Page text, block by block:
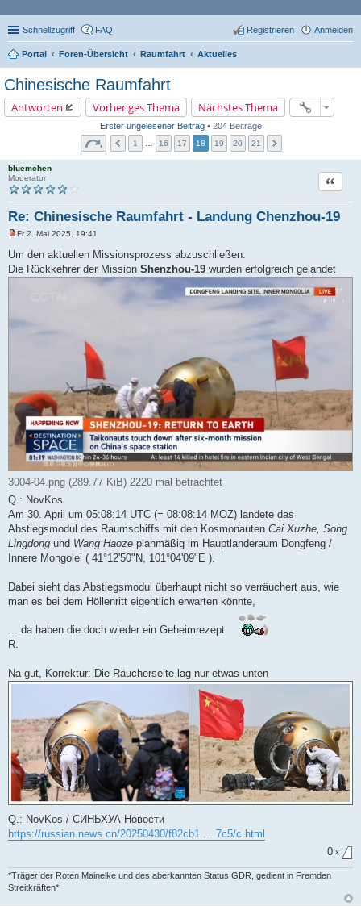
Schnellzugriff FAQ Anmelden
Registrieren
Portal Foren-Übersicht Raumfahrt Aktuelles
Chinesische Raumfahrt
Antworten Vorheriges Thema Nächstes Thema
Erster ungelesener Beitrag• 204 Beiträge
1 16 17 18 19 20 21
bluemchen
Moderator
Re: Chinesische Raumfahrt - Landung Chenzhou-19
Zitat
g
e
l
e
a
g
Fr 2. Mai 2025, 19:41
Um den aktuellen Missionsprozess abzuschließen:
Die Rückkehrer der Mission Shenzhou-19 wurden erfolgreich gelandet
3004-04.png (289.77 KiB) 2220 mal betrachtet
Q.: NovKos
Am 30. April um 05:08:14 UTC (= 08:08:14 MOZ) landete das
Abstiegsmodul des Raumschiffs mit den Kosmonauten Cai Xuzhe, Song
Lingdong und Wang Haoze planmäßig im Hauptlanderaum Dongfeng /
Innere Mongolei ( 41°12'50"N, 101°04'09"E ).
Dabei sieht das Abstiegsmodul überhaupt nicht so verräuchert aus, wie
man es bei dem Höllenritt eigentlich erwarten könnte,
... da haben die doch wieder ein Geheimrezept
R.
Na gut, Korrektur: Die Räucherseite lag nur etwas unten
Q.: NovKos / СИНЬХУА Новости
https://russian.news.cn/20250430/f82cb1 ... 7c5/c.html
0 x
*Träger der Roten Mainelke und des aberkannten Status GDR, gedient in Fremden
Streitkräften*